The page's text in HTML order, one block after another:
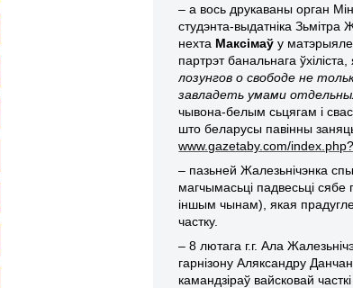
– а вось друкаваны орган
студэнта-выдатніка Зьмітра
нехта Максімаў у
партрэт банальнага
лозунгов о свободе не
завладеть умами
чывона-белым сьцягам і
што беларусы павінны
www.gazetaby.com/
– пазьней Жалезьнічэнка
магчымасьці падвесьці
іншым чынам), якая
частку.
– 8 лютага г.г. Ала
гарнізону Аляксандру
камандзіраў вайсковай